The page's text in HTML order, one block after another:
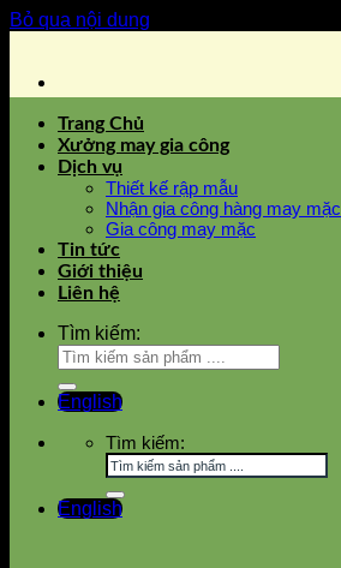
Bỏ qua nội dung
Trang Chủ
Xưởng may gia công
Dịch vụ
Thiết kế rập mẫu
Nhận gia công hàng may mặc
Gia công may mặc
Tin tức
Giới thiệu
Liên hệ
Tìm kiếm:
English
Tìm kiếm:
English